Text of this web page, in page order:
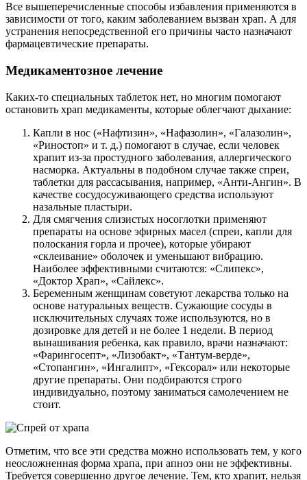
Все вышеперечисленные способы избавления применяются в
зависимости от того, каким заболеванием вызван храп. А для
устранения непосредственной его причины часто назначают
фармацевтические препараты.
Медикаментозное лечение
Каких-то специальных таблеток нет, но многим помогают
остановить храп медикаменты, которые облегчают дыхание:
Капли в нос («Нафтизин», «Нафазолин», «Галазолин»,
«Риностоп» и т. д.) помогают в случае, если человек
храпит из-за простудного заболевания, аллергического
насморка. Актуальны в подобном случае также спреи,
таблетки для рассасывания, например, «Анти-Ангин». В
качестве сосудосуживающего средства используют
назальные пластыри.
Для смягчения слизистых носоглотки применяют
препараты на основе эфирных масел (спреи, капли для
полоскания горла и прочее), которые убирают
«склеивание» оболочек и уменьшают вибрацию.
Наиболее эффективными считаются: «Cлипeкc»,
«Дoктop Xpaп», «Caйлeкc».
Беременным женщинам советуют лекарства только на
основе натуральных веществ. Сужающие сосуды в
исключительных случаях тоже используются, но в
дозировке для детей и не более 1 недели. В период
вынашивания ребенка, как правило, врачи назначают:
«Фарингосепт», «Лизобакт», «Тантум-верде»,
«Стопангин», «Ингалипт», «Гексорал» или некоторые
другие препараты. Они подбираются строго
индивидуально, поэтому заниматься самолечением не
стоит.
Отметим, что все эти средства можно использовать тем, у кого
неосложненная форма храпа, при апноэ они не эффективны.
Требуется совершенно другое лечение. Тем, кто храпит, нельзя